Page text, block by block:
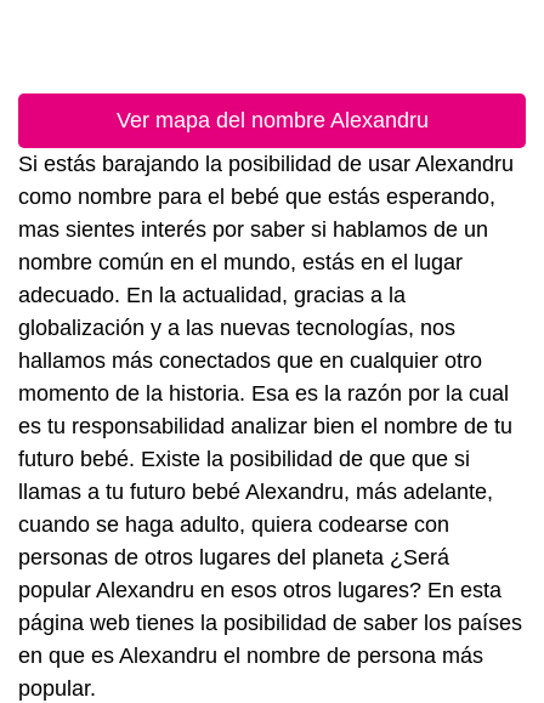
Ver mapa del nombre Alexandru
Si estás barajando la posibilidad de usar Alexandru
como nombre para el bebé que estás esperando,
mas sientes interés por saber si hablamos de un
nombre común en el mundo, estás en el lugar
adecuado. En la actualidad, gracias a la
globalización y a las nuevas tecnologías, nos
hallamos más conectados que en cualquier otro
momento de la historia. Esa es la razón por la cual
es tu responsabilidad analizar bien el nombre de tu
futuro bebé. Existe la posibilidad de que que si
llamas a tu futuro bebé Alexandru, más adelante,
cuando se haga adulto, quiera codearse con
personas de otros lugares del planeta ¿Será
popular Alexandru en esos otros lugares? En esta
página web tienes la posibilidad de saber los países
en que es Alexandru el nombre de persona más
popular.